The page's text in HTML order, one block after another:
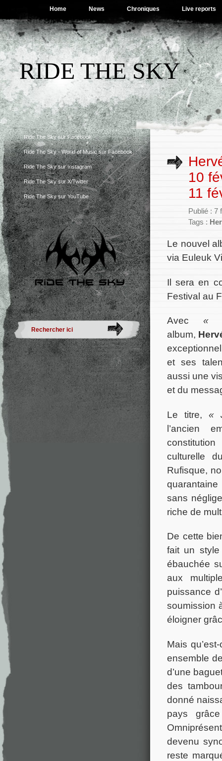
Home News Chroniques Live reports
RIDE THE SKY
Ride The Sky sur Facebook
Ride The Sky - World of Music sur Facebook
Ride The Sky sur Instagram
Ride The Sky sur X/Twitter
Ride The Sky sur YouTube
10
11
Publié : 7
Tags :
Le nouvel
via Euleuk
Il sera en
Festival au
Avec
«
album,
et ses
aussi une
et du
Le titre,«
l’ancien
culturelle
Rufisque,
sans
riche de
De cette
fait un style
ébauchée
aux
puissance
soumission
éloigner
Mais
ensemble
d’une
des
donné
pays
devenu
reste